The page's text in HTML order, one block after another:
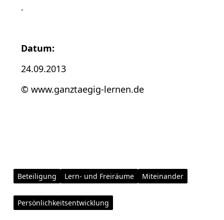
.
Datum:
24.09.2013
© www.ganztaegig-lernen.de
Beteiligung Lern- und Freiräume Miteinander
Persönlichkeitsentwicklung